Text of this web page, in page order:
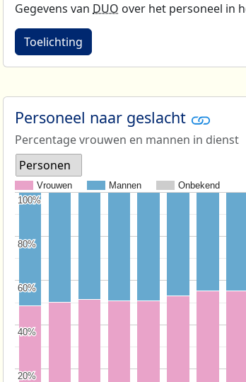
Gegevens van DUO over het personeel in
Toelichting
Personeel naar geslacht
Percentage vrouwen en mannen in dienst
Personen
Vrouwen Mannen Onbekend
20%
20%
40%
40%
60%
60%
80%
80%
100%
100%